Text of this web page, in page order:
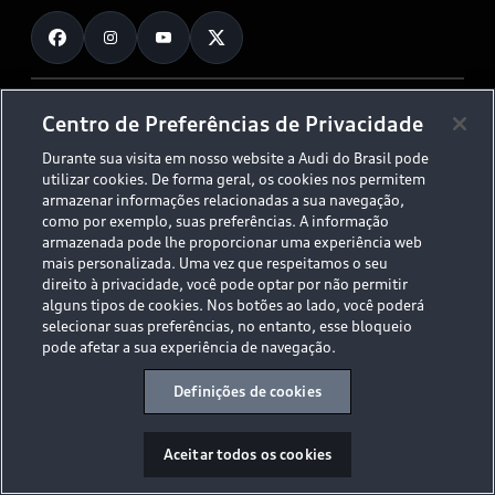
Planejamento de recarga
O Legado do S
Audi Driving Experience
ESG
Tecnologias Audi
Audi Collection
Fale Conosco
Trabalhe Conosco
© 2026 AUDI AG. All Rights Reserved.
Políticas de Privacidade
Código de Conduta
Aviso Legal
Proteção de Dados - LGPD
Sala de Imprensa
Desacelere. Seu bem maior é a vida.
Centro de Preferências de Privacidade
Durante sua visita em nosso website a Audi do Brasil pode
utilizar cookies. De forma geral, os cookies nos permitem
armazenar informações relacionadas a sua navegação,
como por exemplo, suas preferências. A informação
armazenada pode lhe proporcionar uma experiência web
mais personalizada. Uma vez que respeitamos o seu
direito à privacidade, você pode optar por não permitir
alguns tipos de cookies. Nos botões ao lado, você poderá
selecionar suas preferências, no entanto, esse bloqueio
pode afetar a sua experiência de navegação.
Definições de cookies
Aceitar todos os cookies